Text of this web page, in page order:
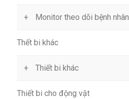
Monitor theo dõi bệnh nhân
Thết bi khác
Thiết bi khác
Thiết bi cho động vật